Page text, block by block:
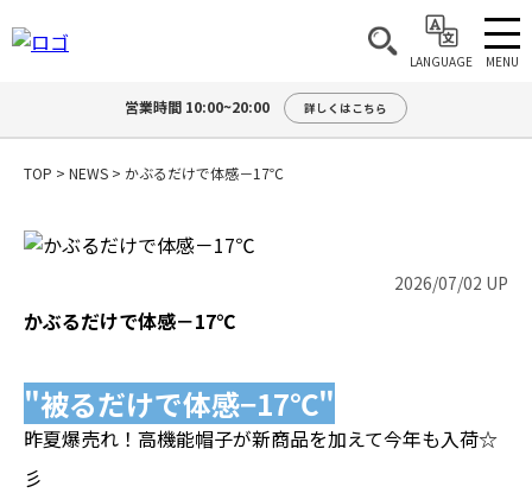
LANGUAGE MENU
営業時間 10:00~20:00 詳しくはこちら
TOP > NEWS > かぶるだけで体感－17℃
2026/07/02 UP
かぶるだけで体感－17℃
"被るだけで体感−17℃"
昨夏爆売れ！高機能帽子が新商品を加えて今年も入荷☆
彡